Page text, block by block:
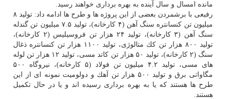
مانده امسال و سال آینده به بهره برداری خواهند رسید.
رفیعی با برشمردن بعضی از این پروژه ها و طرح ها ادامه داد: تولید ۸
میلیون تن كنسانتره سنگ آهن (۴ كارخانه)، تولید ۷.۵ میلیون تن گندله
سنگ آهن (۳ كارخانه)، تولید ۲۴ هزار تن فروسیلیس (۲ كارخانه)،
تولید ۸۰۰ هزار تن كك متالوژی، تولید ۱۱۰۰ هزار تن كنسانتره ذغال
سنگ (۲ كارخانه)، تولید ۵۰ هزار تن كاتد مسی، تولید ۱۲ هزار تن لوله
های مسی، تولید ۴.۲ میلیون تن فولاد (۵ كارخانه)، نیروگاه ۵۰۰
مگاواتی برق و تولید ۵۰۰ هزار تن آهك و دولومیت نمونه ای از این
طرح ها هستند كه یا به بهره برداری رسیده اند و یا در حال تكمیل
هستند.